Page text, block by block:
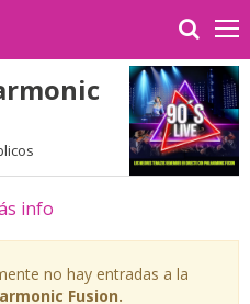
info
no hay entradas a la
Fusion.